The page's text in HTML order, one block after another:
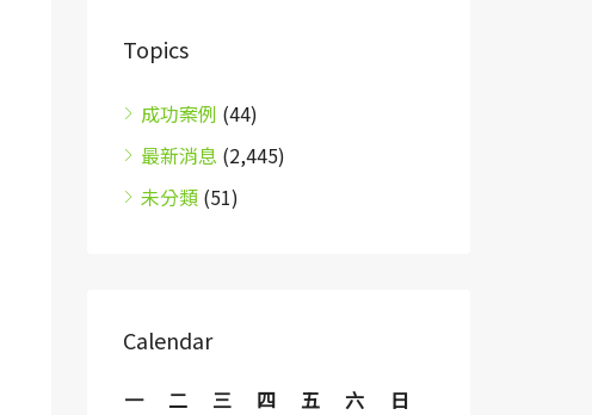
Topics
成功案例 (44)
最新消息 (2,445)
未分類 (51)
Calendar
一 二 三 四 五 六
日